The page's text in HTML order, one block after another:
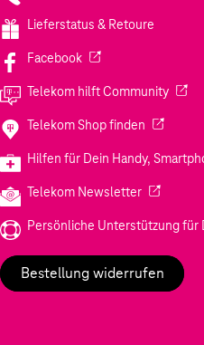
Lieferstatus & Retoure
Facebook(Wird in einem neuen
Telekom hilft Community(Wird
Telekom Shop finden (Wird in
Hilfen für Dein Handy,
Telekom Newsletter(Wird in
Persönliche Unterstützung für
Bestellung widerrufen